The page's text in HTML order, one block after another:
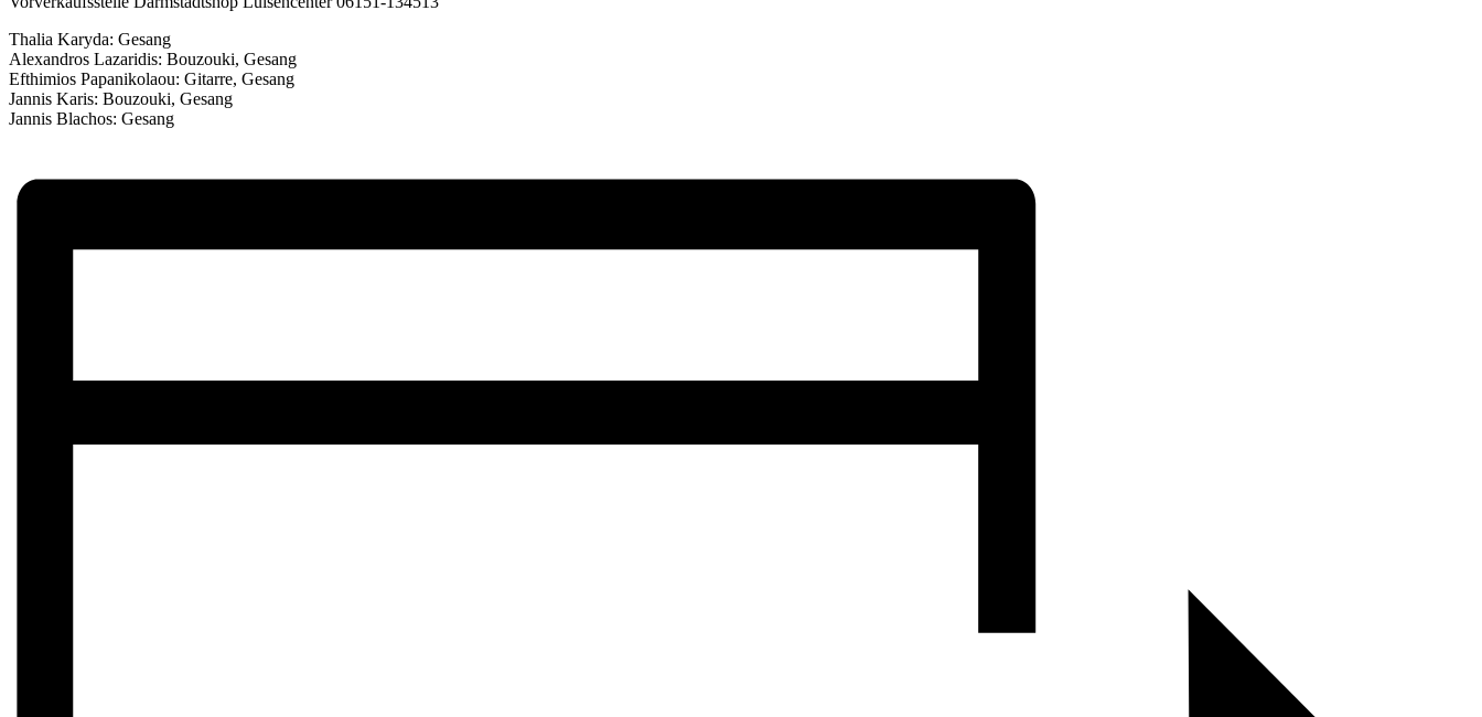
Thalia Karyda: Gesang
Alexandros Lazaridis: Bouzouki, Gesang
Efthimios Papanikolaou: Gitarre, Gesang
Jannis Karis: Bouzouki, Gesang
Jannis Blachos: Gesang